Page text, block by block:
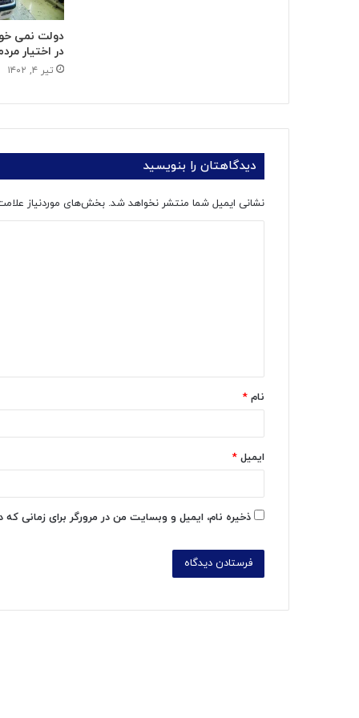
دولت نمی
در اختیار
تیر ۴, ۱۴۰۲
دیدگاهتان را بنویسید
نشانی ایمیل شما منتشر نخواهد شد. بخش‌های موردنیاز
*
نام *
ایمیل *
ذخیره نام، ایمیل و وبسایت من در مرورگر برای زمانی